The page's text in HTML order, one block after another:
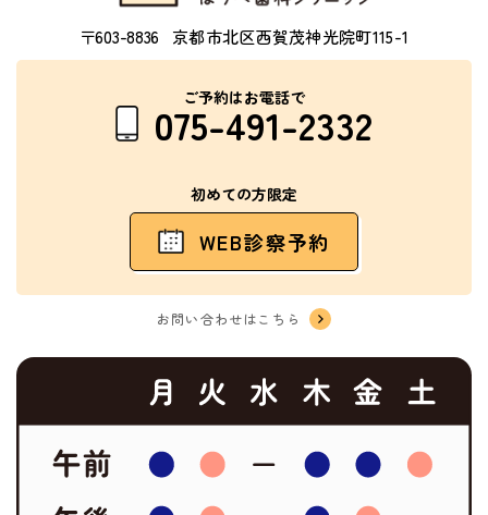
〒603-8836 京都市北区西賀茂神光院町115-1
ご予約はお電話で
075-491-2332
初めての方限定
WEB診察予約
お問い合わせはこちら